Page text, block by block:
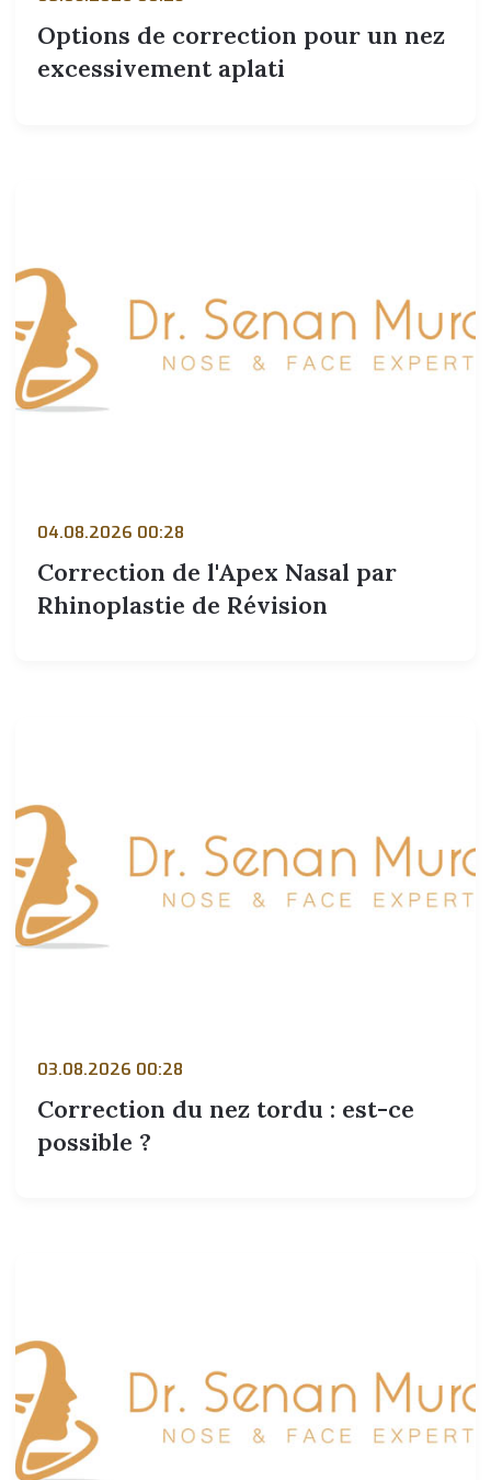
Options de correction pour un nez
excessivement aplati
04.08.2026 00:28
Correction de l'Apex Nasal par
Rhinoplastie de Révision
03.08.2026 00:28
Correction du nez tordu : est-ce
possible ?